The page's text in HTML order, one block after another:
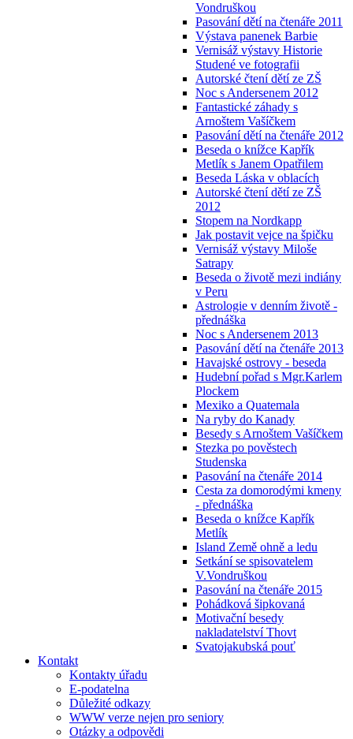
Vondruškou
Pasování dětí na čtenáře 2011
Výstava panenek Barbie
Vernisáž výstavy Historie
Studené ve fotografii
Autorské čtení dětí ze ZŠ
Noc s Andersenem 2012
Fantastické záhady s
Arnoštem Vašíčkem
Pasování dětí na čtenáře 2012
Beseda o knížce Kapřík
Metlík s Janem Opatřilem
Beseda Láska v oblacích
Autorské čtení dětí ze ZŠ
2012
Stopem na Nordkapp
Jak postavit vejce na špičku
Vernisáž výstavy Miloše
Satrapy
Beseda o životě mezi indiány
v Peru
Astrologie v denním životě -
přednáška
Noc s Andersenem 2013
Pasování dětí na čtenáře 2013
Havajské ostrovy - beseda
Hudební pořad s Mgr.Karlem
Plockem
Mexiko a Quatemala
Na ryby do Kanady
Besedy s Arnoštem Vašíčkem
Stezka po pověstech
Studenska
Pasování na čtenáře 2014
Cesta za domorodými kmeny
- přednáška
Beseda o knížce Kapřík
Metlík
Island Země ohně a ledu
Setkání se spisovatelem
V.Vondruškou
Pasování na čtenáře 2015
Pohádková šipkovaná
Motivační besedy
nakladatelství Thovt
Svatojakubská pouť
Kontakt
Kontakty úřadu
E-podatelna
Důležité odkazy
WWW verze nejen pro seniory
Otázky a odpovědi